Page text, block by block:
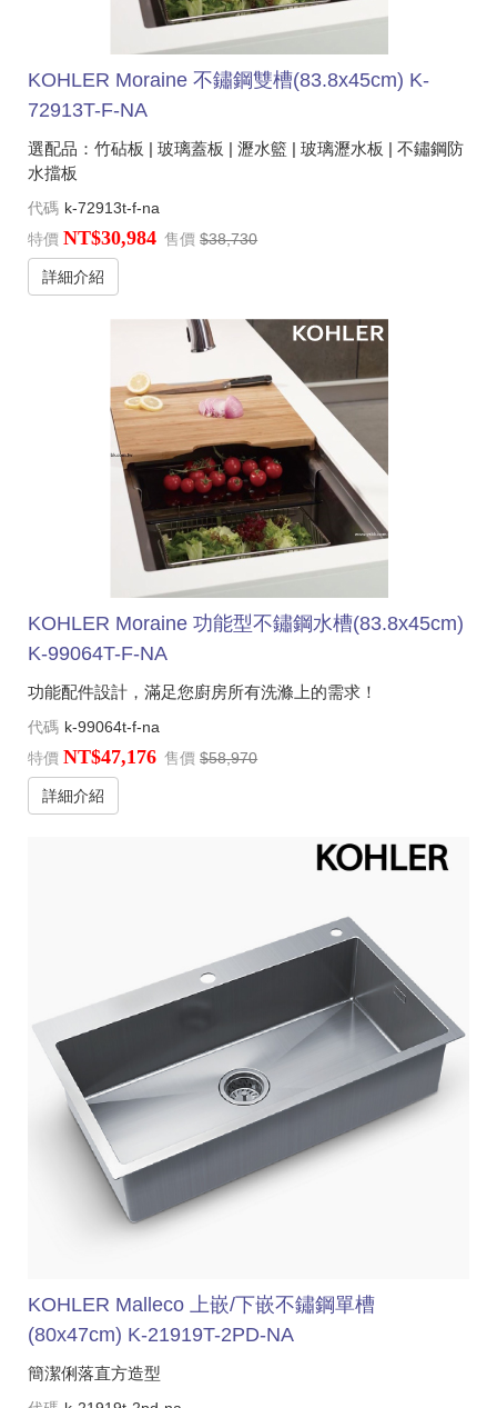
KOHLER Moraine 不鏽鋼雙槽(83.8x45cm) K-
72913T-F-NA
選配品：竹砧板 | 玻璃蓋板 | 瀝水籃 | 玻璃瀝水板 | 不鏽鋼防
水擋板
代碼 k-72913t-f-na
特價 NT$30,984 售價 $38,730
詳細介紹
KOHLER Moraine 功能型不鏽鋼水槽(83.8x45cm)
K-99064T-F-NA
功能配件設計，滿足您廚房所有洗滌上的需求！
代碼 k-99064t-f-na
特價 NT$47,176 售價 $58,970
詳細介紹
KOHLER Malleco 上嵌/下嵌不鏽鋼單槽
(80x47cm) K-21919T-2PD-NA
簡潔俐落直方造型